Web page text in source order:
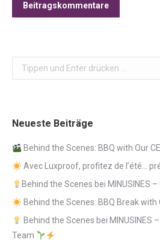
Beitragskommentare
Search:
Neueste Beiträge
Behind the Scenes: BBQ with Our
Avec Luxproof, profitez de l’été…
Behind the Scenes bei MINUSINES
Behind the Scenes: BBQ Break with
Behind the Scenes bei MINUSINES
Team